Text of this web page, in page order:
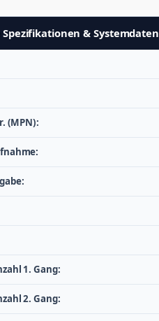
& Systemdaten
(MPN):
1. Gang:
2. Gang: